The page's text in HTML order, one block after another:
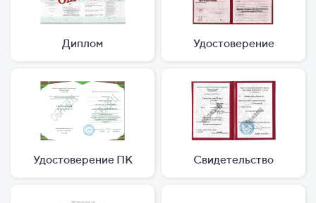
Диплом Удостоверение
Удостоверение ПК Свидетельство